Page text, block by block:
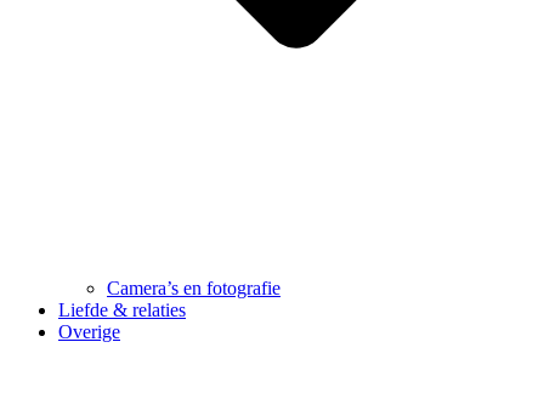
Camera’s en fotografie
Liefde & relaties
Overige